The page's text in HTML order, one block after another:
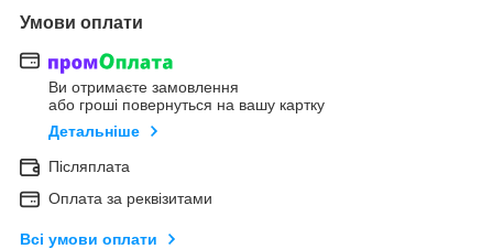
Умови оплати
Ви отримаєте замовлення
або гроші повернуться на вашу картку
Детальніше
Післяплата
Оплата за реквізитами
Всі умови оплати